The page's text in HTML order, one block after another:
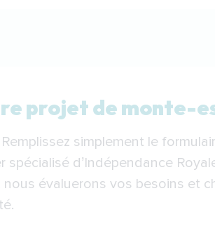
projet de monte-escalier avec un
monte-escalier adaptées à Lille et
l’installation d’un monte-
votre monte-escalier à Lille : nos
: votre partenaire pour
projet de monte-
Remplissez simplement le
spécialisé d’Indépendance
nous évaluerons vos besoins et